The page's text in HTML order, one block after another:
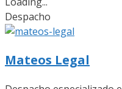
Despacho
Mateos Legal